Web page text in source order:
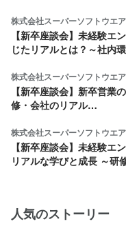
株式会社スーパーソフトウエ
【新卒座談会】未経験エ
じたリアルとは？～社内
株式会社スーパーソフトウエ
【新卒座談会】新卒営業
修・会社のリアル…
株式会社スーパーソフトウエ
【新卒座談会】未経験エ
リアルな学びと成長 ～研
人気のストーリー